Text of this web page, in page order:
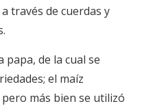
través de cuerdas y
de la cual se
el maíz
más bien se utilizó